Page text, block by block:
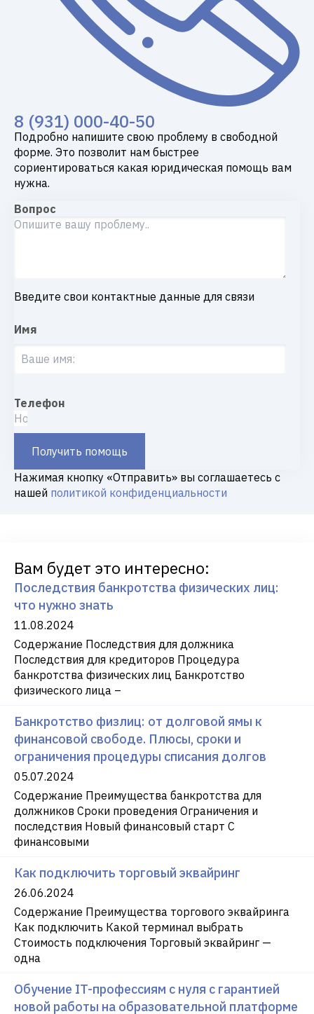
8 (931) 000-40-50
Подробно напишите свою проблему в свободной
форме. Это позволит нам быстрее
сориентироваться какая юридическая помощь вам
нужна.
Вопрос
Введите свои контактные данные для связи
Имя
Телефон
Получить помощь
Нажимая кнопку «Отправить» вы соглашаетесь с
нашей политикой конфиденциальности
Вам будет это интересно:
Последствия банкротства физических лиц:
что нужно знать
11.08.2024
Содержание Последствия для должника
Последствия для кредиторов Процедура
банкротства физических лиц Банкротство
физического лица –
Банкротство физлиц: от долговой ямы к
финансовой свободе. Плюсы, сроки и
ограничения процедуры списания долгов
05.07.2024
Содержание Преимущества банкротства для
должников Сроки проведения Ограничения и
последствия Новый финансовый старт С
финансовыми
Как подключить торговый эквайринг
26.06.2024
Содержание Преимущества торгового эквайринга
Как подключить Какой терминал выбрать
Стоимость подключения Торговый эквайринг —
одна
Обучение IT-профессиям с нуля с гарантией
новой работы на образовательной платформе